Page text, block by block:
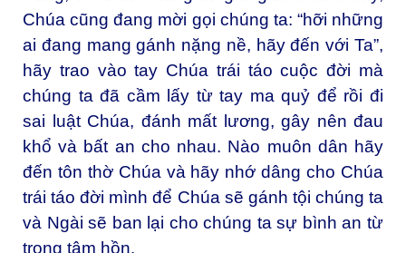
Chúa cũng đang mời gọi chúng ta: “hỡi những
ai đang mang gánh nặng nề, hãy đến với Ta”,
hãy trao vào tay Chúa trái táo cuộc đời mà
chúng ta đã cầm lấy từ tay ma quỷ để rồi đi
sai luật Chúa, đánh mất lương, gây nên đau
khổ và bất an cho nhau. Nào muôn dân hãy
đến tôn thờ Chúa và hãy nhớ dâng cho Chúa
trái táo đời mình để Chúa sẽ gánh tội chúng ta
và Ngài sẽ ban lại cho chúng ta sự bình an từ
trong tâm hồn.